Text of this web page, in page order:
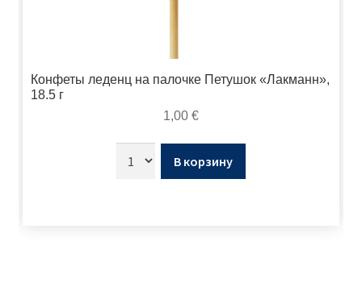
Конфеты леденц на палочке Петушок «Лакманн»,
18.5 г
1,00 €
В корзину